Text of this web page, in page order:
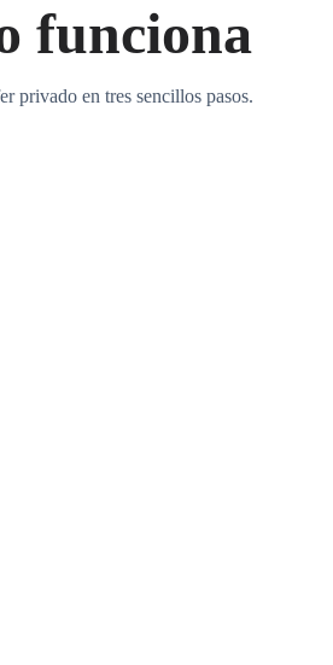
funciona
privado en tres sencillos pasos.